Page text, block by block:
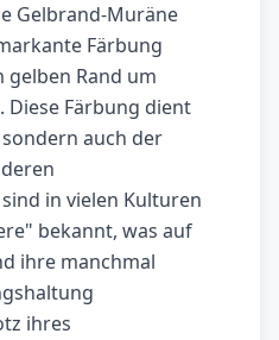
Gelbrand-Muräne
Färbung
gelben Rand um
Färbung dient
auch der
in vielen Kulturen
bekannt, was auf
ihre manchmal
ihres